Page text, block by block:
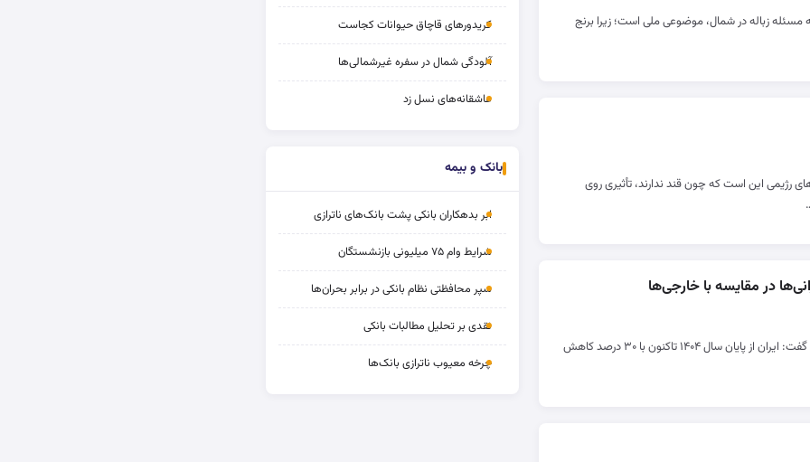
مسئله زباله در شمال، موضوعی ملی است؛ زیرا برنج
رژیمی این است که چون قند ندارند، تأثیری روی
در مقایسه با خارجی‌ها
دبیر انجمن صنایع فرآورده‌های گوشتی گفت: ایران از پایان سال ۱۴۰۴ تاکنون با ۳۰ درصد کاهش
کریدورهای قاچاق حیوانات کجاست
آلودگی شمال در سفره غیرشمالی‌ها
عاشقانه‌های نسل زد
بانک و بیمه
ابر بدهکاران بانکی پشت بانک‌های ناترازی
شرایط وام ۷۵ میلیونی بازنشستگان
سپر محافظتی نظام بانکی در برابر بحران‌ها
نقدی بر تحلیل مطالبات بانکی
چرخه‌ معیوب ناترازی بانک‌ها